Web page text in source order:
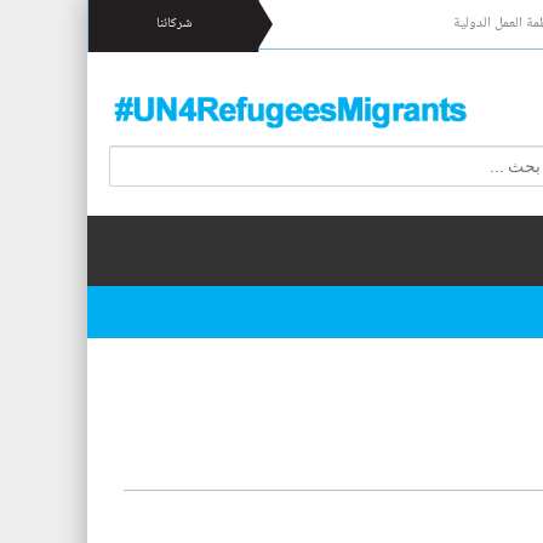
العمل الدولية شركائنا